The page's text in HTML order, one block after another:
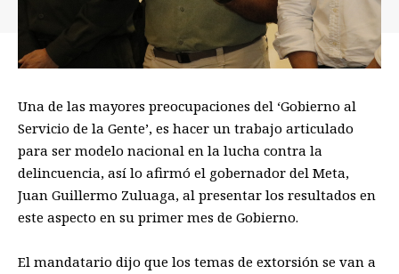
Una de las mayores preocupaciones del ‘Gobierno al
Servicio de la Gente’, es hacer un trabajo articulado
para ser modelo nacional en la lucha contra la
delincuencia, así lo afirmó el gobernador del Meta,
Juan Guillermo Zuluaga, al presentar los resultados en
este aspecto en su primer mes de Gobierno.
El mandatario dijo que los temas de extorsión se van a